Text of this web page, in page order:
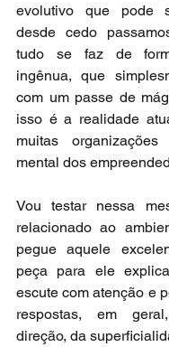
evolutivo que pode
desde cedo
tudo se faz de
ingênua, que
com um passe de
isso é a realidade
muitas
mental dos
Vou testar nessa
relacionado ao
pegue aquele
peça para ele
escute com atenção e
respostas, em
direção, da